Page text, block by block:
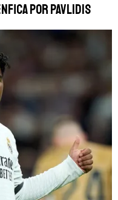
por Pavlidis